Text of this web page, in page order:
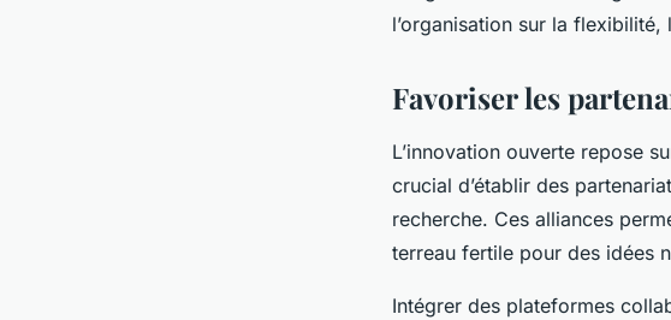
l’organisation sur la flexibilité,
Favoriser les
L’innovation ouverte repose
crucial d’établir des
recherche. Ces alliances
terreau fertile pour des idées
Intégrer des plateformes